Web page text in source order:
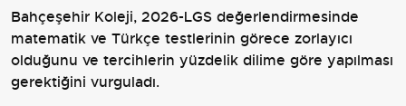
Bahçeşehir Koleji, 2026-LGS değerlendirmesinde
matematik ve Türkçe testlerinin görece zorlayıcı
olduğunu ve tercihlerin yüzdelik dilime göre yapılması
gerektiğini vurguladı.